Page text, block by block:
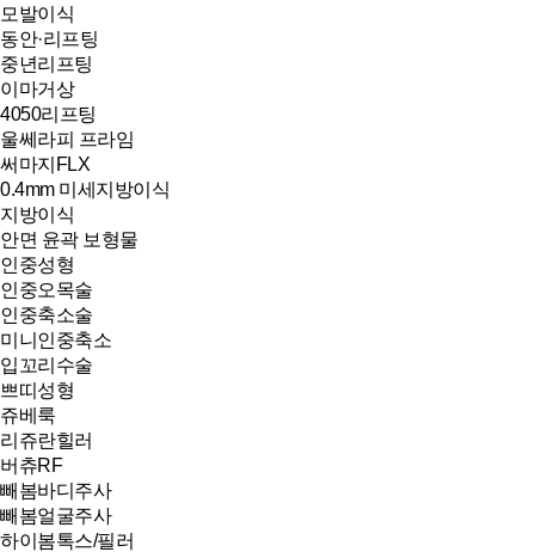
모발이식
동안·리프팅
중년리프팅
이마거상
4050리프팅
울쎄라피 프라임
써마지FLX
0.4mm 미세지방이식
지방이식
안면 윤곽 보형물
인중성형
인중오목술
인중축소술
미니인중축소
입꼬리수술
쁘띠성형
쥬베룩
리쥬란힐러
버츄RF
빼봄바디주사
빼봄얼굴주사
하이봄톡스/필러